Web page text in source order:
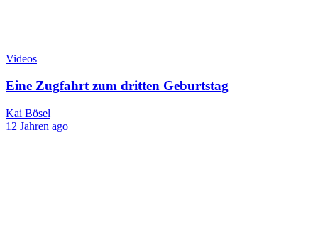
Videos
Eine Zugfahrt zum dritten Geburtstag
Kai Bösel
12 Jahren ago